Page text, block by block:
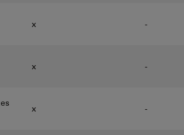
x -
x -
x -